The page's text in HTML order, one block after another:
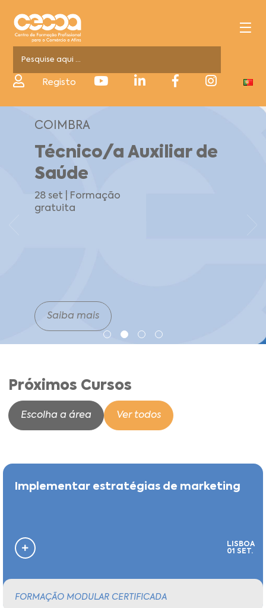
Registo
COIMBRA
Técnico/a Auxiliar de
Saúde
28 set | Formação
gratuita
Saiba mais
Próximos Cursos
Escolha a área Ver todos
Implementar estratégias de marketing
LISBOA
01 SET.
FORMAÇÃO MODULAR CERTIFICADA